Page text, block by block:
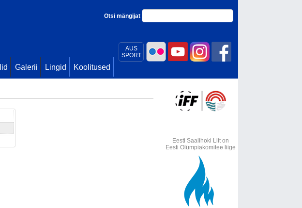
AUS
SPORT
Otsi mängijat
Galerii Lingid Koolitused
Eesti Saalihoki Liit on
Eesti Olümpiakomitee liige